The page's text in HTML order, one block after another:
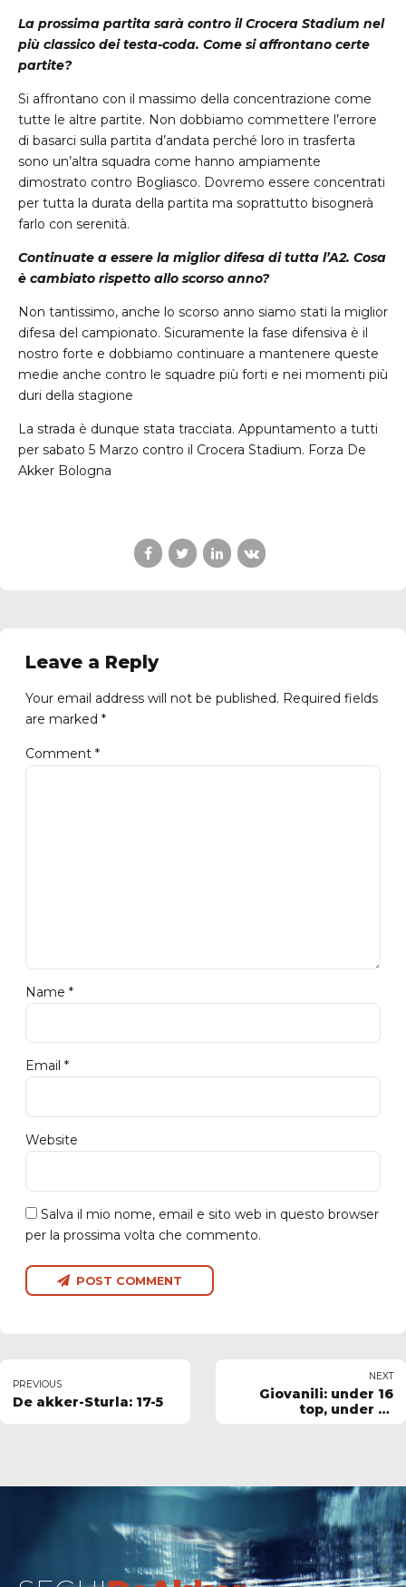
La prossima partita sarà contro il Crocera Stadium nel
più classico dei testa-coda. Come si affrontano certe
partite?
Si affrontano con il massimo della concentrazione come
tutte le altre partite. Non dobbiamo commettere l’errore
di basarci sulla partita d’andata perché loro in trasferta
sono un’altra squadra come hanno ampiamente
dimostrato contro Bogliasco. Dovremo essere concentrati
per tutta la durata della partita ma soprattutto bisognerà
farlo con serenità.
Continuate a essere la miglior difesa di tutta l’A2. Cosa
è cambiato rispetto allo scorso anno?
Non tantissimo, anche lo scorso anno siamo stati la miglior
difesa del campionato. Sicuramente la fase difensiva è il
nostro forte e dobbiamo continuare a mantenere queste
medie anche contro le squadre più forti e nei momenti più
duri della stagione
La strada è dunque stata tracciata. Appuntamento a tutti
per sabato 5 Marzo contro il Crocera Stadium. Forza De
Akker Bologna
Leave a Reply
Your email address will not be published. Required fields
are marked *
Comment *
Name *
Email *
Website
Salva il mio nome, email e sito web in questo browser
per la prossima volta che commento.
POST COMMENT
PREVIOUS
De akker-Sturla: 17-5
NEXT
Giovanili: under 16
top, under 18